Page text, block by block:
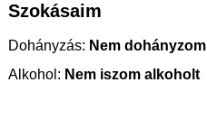
Szokásaim
Dohányzás: Nem dohányzom
Alkohol: Nem iszom alkoholt